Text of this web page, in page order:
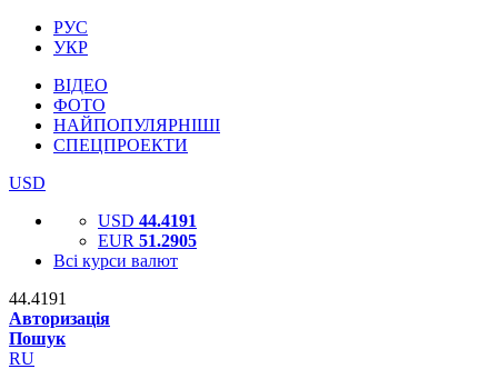
РУС
УКР
ВІДЕО
ФОТО
НАЙПОПУЛЯРНІШІ
СПЕЦПРОЕКТИ
USD
USD 44.4191
EUR 51.2905
Всі курси валют
44.4191
Авторизація
Пошук
RU